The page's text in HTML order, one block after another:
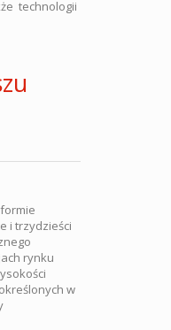
technologii
i trzydzieści
rynku
w